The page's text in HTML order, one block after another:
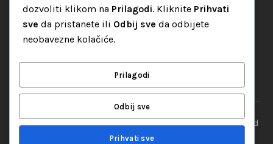
Audio oprema
LED dekorativna rasvjeta
“Set Up S” d.o.o. Tuzla, sva prava pridržana© 2026 || Designed
dozvoliti klikom na Prilagodi. Kliknite Prihvati
sve da pristanete ili Odbij sve da odbijete
neobavezne kolačiće.
Prilagodi
Odbij sve
Prihvati sve